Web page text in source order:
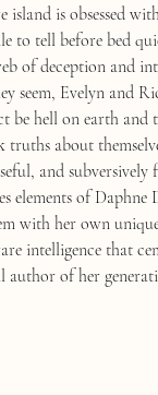
island is obsessed
to tell before bed
of deception and
seem, Evelyn and
be hell on earth
about
and subversively
elements of
with her own
intelligence that
author of her